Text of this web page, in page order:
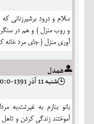
سلام و درود برشیرزنانی
و روب منزل ) و هم در سنگر
آوری منزل ( جای مرد خانه
همدل
شنبه 11 آذر 1391-0:0
بانو بنازم به غیرتت.به
آموختند زندگی کردن و